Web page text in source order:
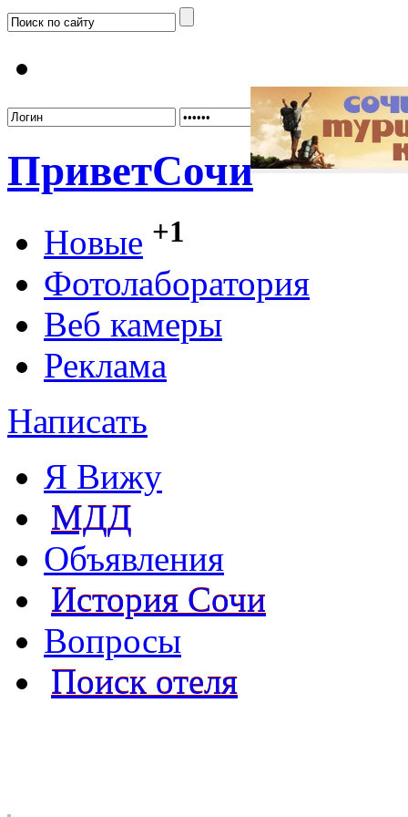
ПриветСочи
Новые +1
Фотолаборатория
Веб камеры
Реклама
Написать
Я Вижу
МДД
Объявления
История Сочи
Вопросы
Поиск отеля